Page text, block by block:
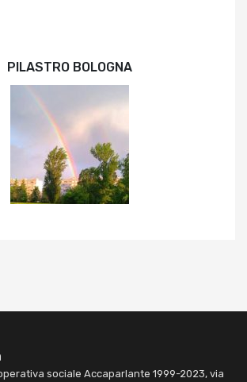
PILASTRO BOLOGNA
sociale Accaparlante 1999-2023, via